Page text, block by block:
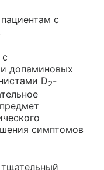
с
допаминовых
D2-
симптомов